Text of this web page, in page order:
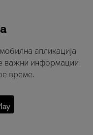
апликација
важни информации
време.